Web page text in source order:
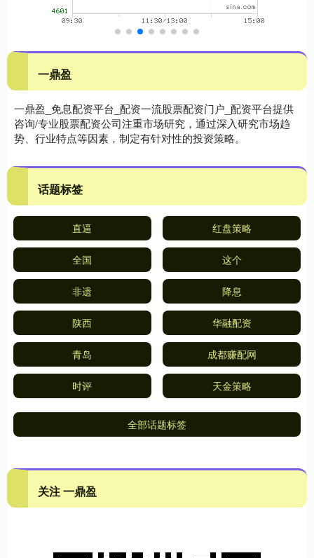
一鼎盈
一鼎盈_免息配资平台_配资一流股票配资门户_配资平台提供
咨询/专业股票配资公司注重市场研究，通过深入研究市场趋
势、行业特点等因素，制定有针对性的投资策略。
话题标签
直逼 红盘策略
全国 这个
非遗 降息
陕西 华融配资
青岛 成都赚配网
时评 天金策略
全部话题标签
关注 一鼎盈